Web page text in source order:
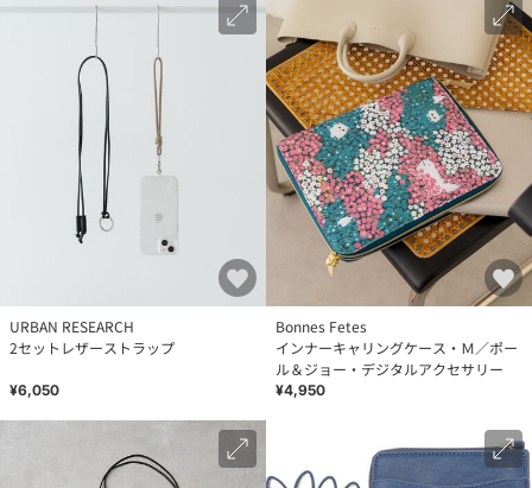
URBAN RESEARCH
2セットレザーストラップ
¥6,050
Bonnes Fetes
インナーキャリングケース・Ｍ／ポー
ル＆ジョー・デジタルアクセサリー
¥4,950